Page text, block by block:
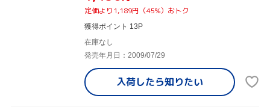
定価より1,189円（45%）おトク
獲得ポイント 13P
在庫なし
発売年月日：2009/07/29
入荷したら知りたい